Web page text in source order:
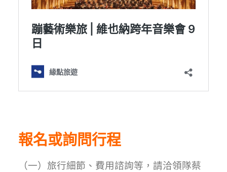
報名或詢問行程
（一）旅行細節、費用諮詢等，請洽領隊蔡